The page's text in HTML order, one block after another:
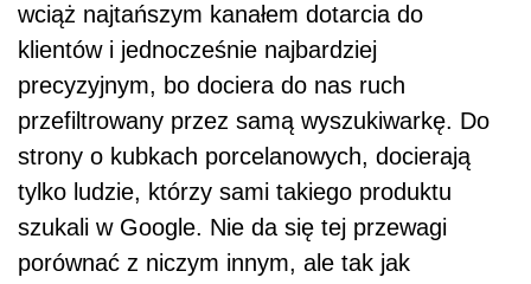
wciąż najtańszym kanałem dotarcia do
klientów i jednocześnie najbardziej
precyzyjnym, bo dociera do nas ruch
przefiltrowany przez samą wyszukiwarkę. Do
strony o kubkach porcelanowych, docierają
tylko ludzie, którzy sami takiego produktu
szukali w Google. Nie da się tej przewagi
porównać z niczym innym, ale tak jak